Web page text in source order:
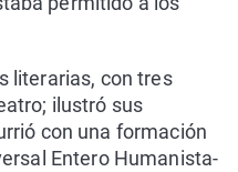
literarias, con tres
ilustró sus
con una formación
Entero Humanista-